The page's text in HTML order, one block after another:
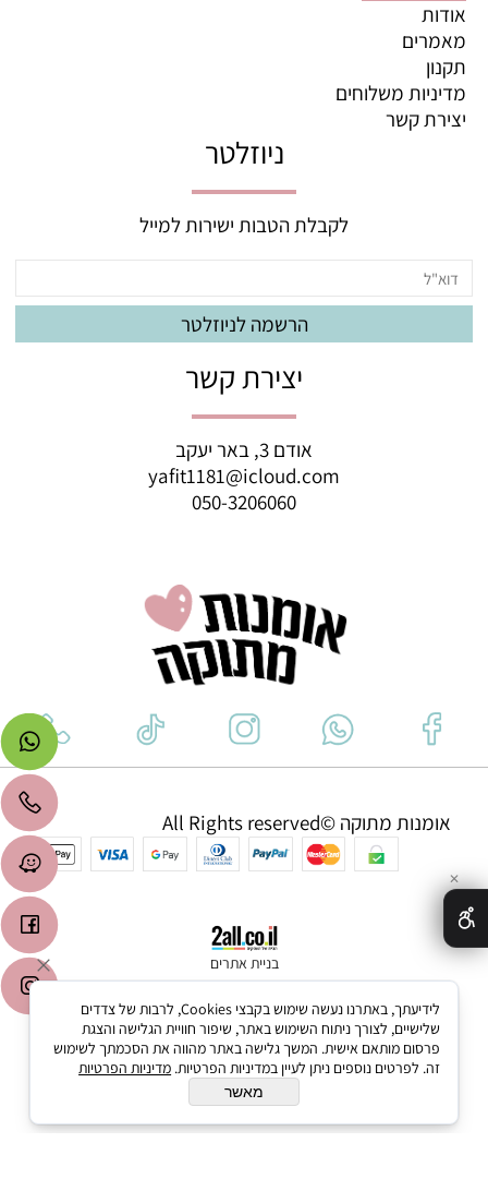
אודות
מאמרים
תקנון
מדיניות משלוחים
יצירת קשר
ניוזלטר
לקבלת הטבות ישירות למייל
יצירת קשר
אודם 3, באר יעקב
yafit1181@icloud.com
050-3206060
אומנות מתוקה ©All Rights reserved
בניית אתרים
✕
לידיעתך, באתרנו נעשה שימוש בקבצי Cookies, לרבות של צדדים
שלישיים, לצורך ניתוח השימוש באתר, שיפור חוויית הגלישה והצגת
פרסום מותאם אישית. המשך גלישה באתר מהווה את הסכמתך לשימוש
זה. לפרטים נוספים ניתן לעיין במדיניות הפרטיות. מדיניות הפרטיות
מאשר